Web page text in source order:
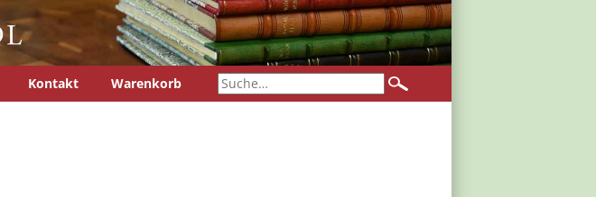
Kontakt Warenkorb